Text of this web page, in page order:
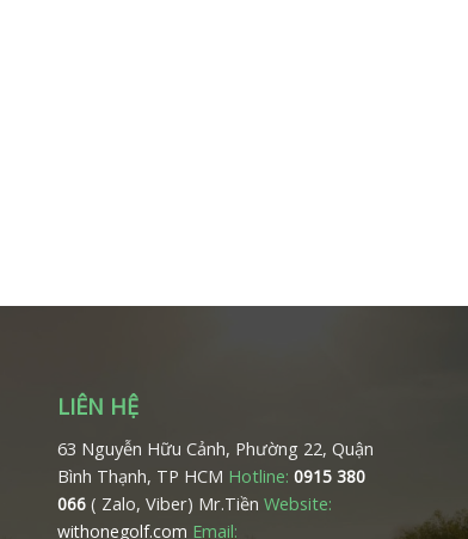
LIÊN HỆ
63 Nguyễn Hữu Cảnh, Phường 22, Quận
Bình Thạnh, TP HCM Hotline: 0915 380
066( Zalo, Viber) Mr.Tiền Website:
withonegolf.com Email: